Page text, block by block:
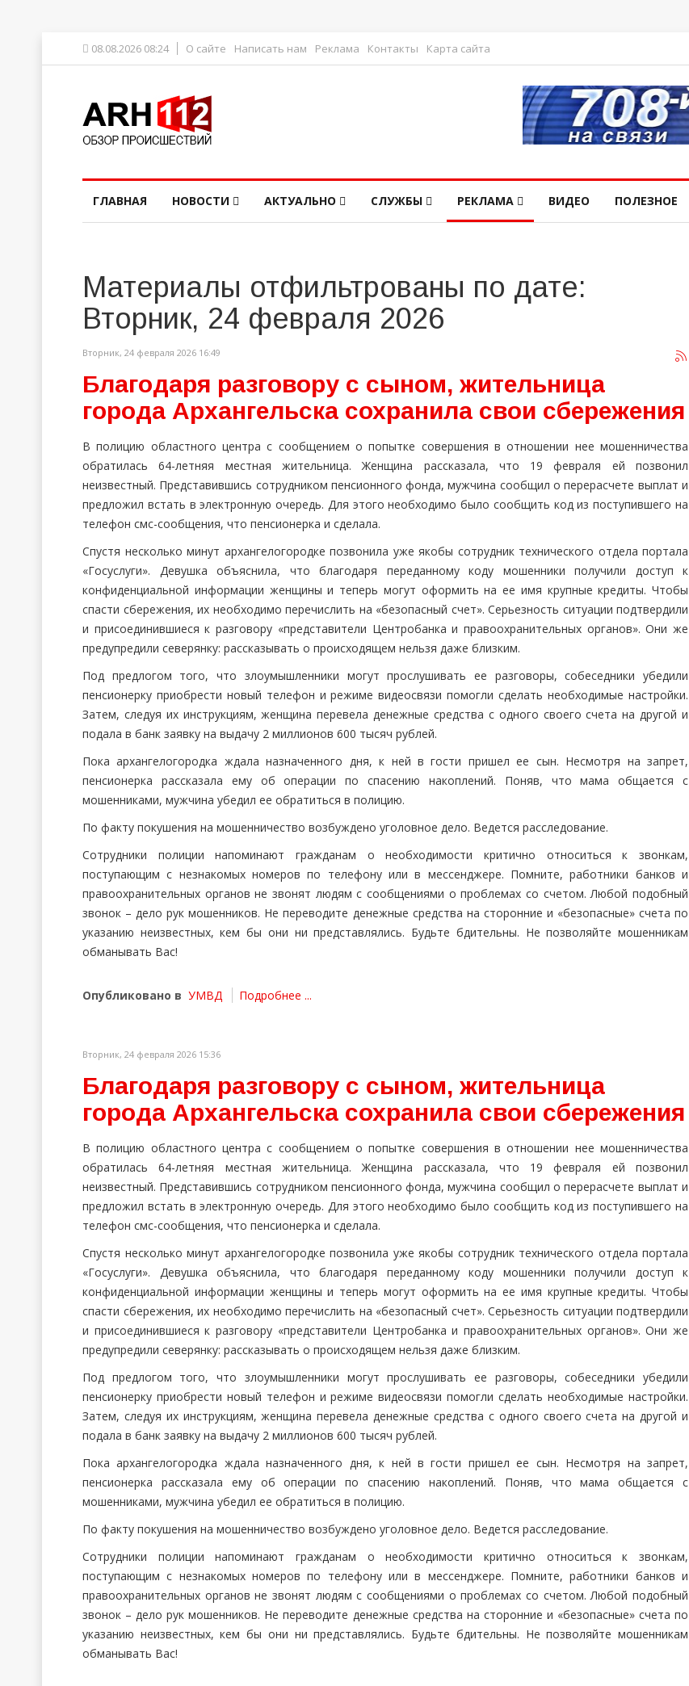
08.08.2026 08:24 О сайте Написать нам Реклама Контакты Карта сайта
ГЛАВНАЯ НОВОСТИ АКТУАЛЬНО СЛУЖБЫ РЕКЛАМА ВИДЕО ПОЛЕЗНОЕ
Материалы отфильтрованы по дате:
Вторник, 24 февраля 2026
Вторник, 24 февраля 2026 16:49
Благодаря разговору с сыном, жительница
города Архангельска сохранила свои сбережения
В полицию областного центра с сообщением о попытке совершения в отношении нее мошенничества
обратилась 64-летняя местная жительница. Женщина рассказала, что 19 февраля ей позвонил
неизвестный. Представившись сотрудником пенсионного фонда, мужчина сообщил о перерасчете выплат и
предложил встать в электронную очередь. Для этого необходимо было сообщить код из поступившего на
телефон смс-сообщения, что пенсионерка и сделала.
Спустя несколько минут архангелогородке позвонила уже якобы сотрудник технического отдела портала
«Госуслуги». Девушка объяснила, что благодаря переданному коду мошенники получили доступ к
конфиденциальной информации женщины и теперь могут оформить на ее имя крупные кредиты. Чтобы
спасти сбережения, их необходимо перечислить на «безопасный счет». Серьезность ситуации подтвердили
и присоединившиеся к разговору «представители Центробанка и правоохранительных органов». Они же
предупредили северянку: рассказывать о происходящем нельзя даже близким.
Под предлогом того, что злоумышленники могут прослушивать ее разговоры, собеседники убедили
пенсионерку приобрести новый телефон и режиме видеосвязи помогли сделать необходимые настройки.
Затем, следуя их инструкциям, женщина перевела денежные средства с одного своего счета на другой и
подала в банк заявку на выдачу 2 миллионов 600 тысяч рублей.
Пока архангелогородка ждала назначенного дня, к ней в гости пришел ее сын. Несмотря на запрет,
пенсионерка рассказала ему об операции по спасению накоплений. Поняв, что мама общается с
мошенниками, мужчина убедил ее обратиться в полицию.
По факту покушения на мошенничество возбуждено уголовное дело. Ведется расследование.
Сотрудники полиции напоминают гражданам о необходимости критично относиться к звонкам,
поступающим с незнакомых номеров по телефону или в мессенджере. Помните, работники банков и
правоохранительных органов не звонят людям с сообщениями о проблемах со счетом. Любой подобный
звонок – дело рук мошенников. Не переводите денежные средства на сторонние и «безопасные» счета по
указанию неизвестных, кем бы они ни представлялись. Будьте бдительны. Не позволяйте мошенникам
обманывать Вас!
Опубликовано в УМВД Подробнее ...
Вторник, 24 февраля 2026 15:36
Благодаря разговору с сыном, жительница
города Архангельска сохранила свои сбережения
В полицию областного центра с сообщением о попытке совершения в отношении нее мошенничества
обратилась 64-летняя местная жительница. Женщина рассказала, что 19 февраля ей позвонил
неизвестный. Представившись сотрудником пенсионного фонда, мужчина сообщил о перерасчете выплат и
предложил встать в электронную очередь. Для этого необходимо было сообщить код из поступившего на
телефон смс-сообщения, что пенсионерка и сделала.
Спустя несколько минут архангелогородке позвонила уже якобы сотрудник технического отдела портала
«Госуслуги». Девушка объяснила, что благодаря переданному коду мошенники получили доступ к
конфиденциальной информации женщины и теперь могут оформить на ее имя крупные кредиты. Чтобы
спасти сбережения, их необходимо перечислить на «безопасный счет». Серьезность ситуации подтвердили
и присоединившиеся к разговору «представители Центробанка и правоохранительных органов». Они же
предупредили северянку: рассказывать о происходящем нельзя даже близким.
Под предлогом того, что злоумышленники могут прослушивать ее разговоры, собеседники убедили
пенсионерку приобрести новый телефон и режиме видеосвязи помогли сделать необходимые настройки.
Затем, следуя их инструкциям, женщина перевела денежные средства с одного своего счета на другой и
подала в банк заявку на выдачу 2 миллионов 600 тысяч рублей.
Пока архангелогородка ждала назначенного дня, к ней в гости пришел ее сын. Несмотря на запрет,
пенсионерка рассказала ему об операции по спасению накоплений. Поняв, что мама общается с
мошенниками, мужчина убедил ее обратиться в полицию.
По факту покушения на мошенничество возбуждено уголовное дело. Ведется расследование.
Сотрудники полиции напоминают гражданам о необходимости критично относиться к звонкам,
поступающим с незнакомых номеров по телефону или в мессенджере. Помните, работники банков и
правоохранительных органов не звонят людям с сообщениями о проблемах со счетом. Любой подобный
звонок – дело рук мошенников. Не переводите денежные средства на сторонние и «безопасные» счета по
указанию неизвестных, кем бы они ни представлялись. Будьте бдительны. Не позволяйте мошенникам
обманывать Вас!